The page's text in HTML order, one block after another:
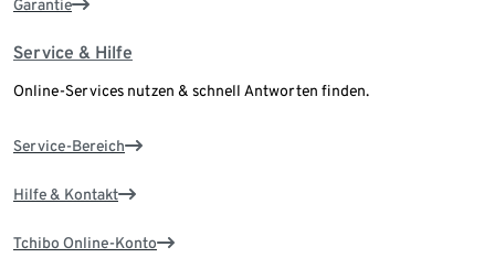
Garantie
Service & Hilfe
Online-Services nutzen & schnell Antworten finden.
Service-Bereich
Hilfe & Kontakt
Tchibo Online-Konto